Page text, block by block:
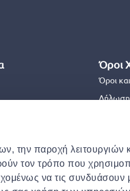
την παροχή
τον τρόπο που
να τις
σας;
Όροι
Όροι
Δήλωση
Δήλωση